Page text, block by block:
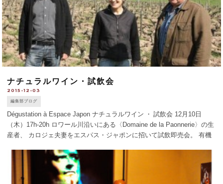
ナチュラルワイン・試飲会
2015-12-03
編集部ブログ
Dégustation à Espace Japon ナチュラルワイン ・ 試飲会 12月10日
（木）17h-20h ロワール川沿いにある〈Domaine de la Paonnerie〉の生
産者、 カロジェ夫妻をエスパス・ジャポンに招いて試飲即売会。 有機